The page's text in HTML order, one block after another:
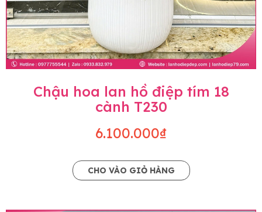
Chậu hoa lan hồ điệp tím 18
cành T230
6.100.000₫
CHO VÀO GIỎ HÀNG